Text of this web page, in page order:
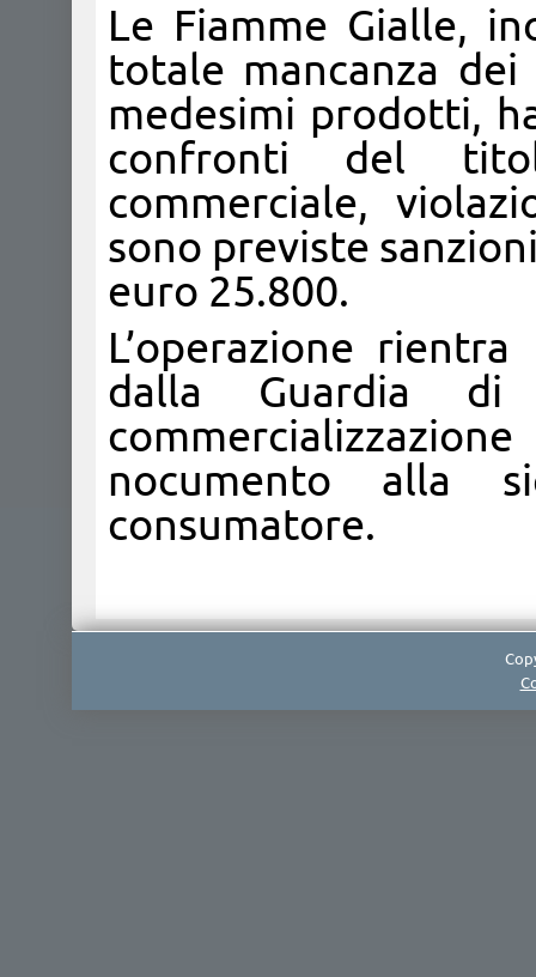
Le Fiamme Gialle,
totale mancanza
medesimi prodotti,
confronti del
commerciale,
sono previste
euro 25.800.
L’operazione
dalla Guardia di
nocumento alla
consumatore.